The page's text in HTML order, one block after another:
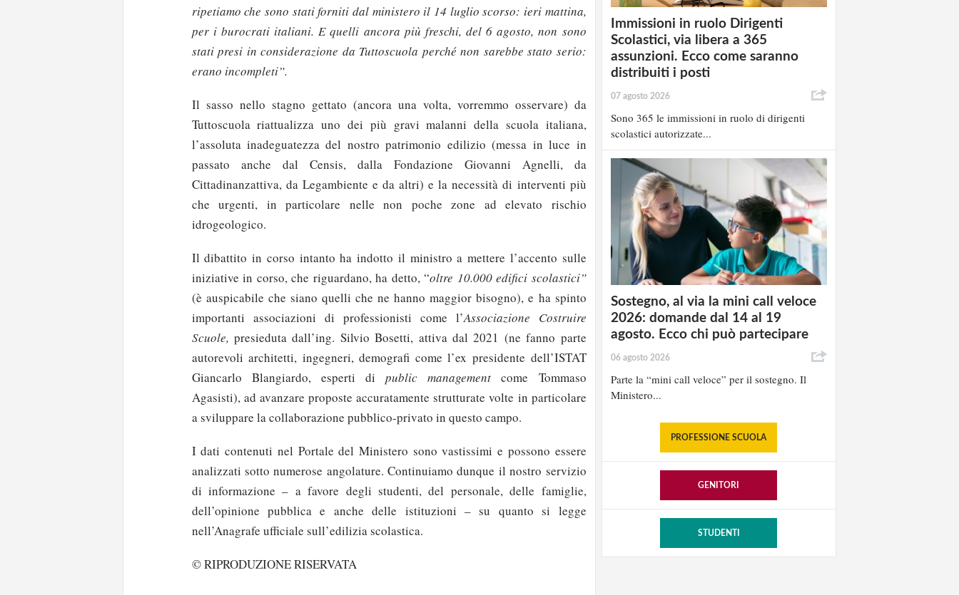
ripetiamo che sono stati forniti dal ministero il 14 luglio scorso: ieri mattina,
per i burocrati italiani. E quelli ancora più freschi, del 6 agosto, non sono
stati presi in considerazione da Tuttoscuola perché non sarebbe stato serio:
erano incompleti”.
Il sasso nello stagno gettato (ancora una volta, vorremmo osservare) da
Tuttoscuola riattualizza uno dei più gravi malanni della scuola italiana,
l’assoluta inadeguatezza del nostro patrimonio edilizio (messa in luce in
passato anche dal Censis, dalla Fondazione Giovanni Agnelli, da
Cittadinanzattiva, da Legambiente e da altri) e la necessità di interventi più
che urgenti, in particolare nelle non poche zone ad elevato rischio
idrogeologico.
Il dibattito in corso intanto ha indotto il ministro a mettere l’accento sulle
iniziative in corso, che riguardano, ha detto, “oltre 10.000 edifici scolastici”
(è auspicabile che siano quelli che ne hanno maggior bisogno), e ha spinto
importanti associazioni di professionisti come l’Associazione Costruire
Scuole, presieduta dall’ing. Silvio Bosetti, attiva dal 2021 (ne fanno parte
autorevoli architetti, ingegneri, demografi come l’ex presidente dell’ISTAT
Giancarlo Blangiardo, esperti dipublic management come Tommaso
Agasisti), ad avanzare proposte accuratamente strutturate volte in particolare
a sviluppare la collaborazione pubblico-privato in questo campo.
I dati contenuti nel Portale del Ministero sono vastissimi e possono essere
analizzati sotto numerose angolature. Continuiamo dunque il nostro servizio
di informazione – a favore degli studenti, del personale, delle famiglie,
dell’opinione pubblica e anche delle istituzioni – su quanto si legge
nell’Anagrafe ufficiale sull’edilizia scolastica.
© RIPRODUZIONE RISERVATA
Immissioni in ruolo Dirigenti
Scolastici, via libera a 365
assunzioni. Ecco come saranno
distribuiti i posti
07 agosto 2026
Sono 365 le immissioni in ruolo di dirigenti
scolastici autorizzate...
Sostegno, al via la mini call veloce
2026: domande dal 14 al 19
agosto. Ecco chi può partecipare
06 agosto 2026
Parte la “mini call veloce” per il sostegno. Il
Ministero...
PROFESSIONE SCUOLA
GENITORI
STUDENTI